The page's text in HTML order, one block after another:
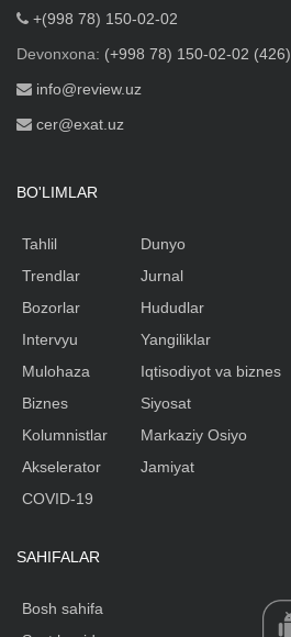
+(998 78) 150-02-02
Devonxona: (+998 78) 150-02-02 (426)
info@review.uz
cer@exat.uz
BO'LIMLAR
Tahlil
Trendlar
Bozorlar
Intervyu
Mulohaza
Biznes
Kolumnistlar
Akselerator
Dunyo
Jurnal
Hududlar
Yangiliklar
Iqtisodiyot va biznes
Siyosat
Markaziy Osiyo
Jamiyat
COVID-19
SAHIFALAR
Bosh sahifa